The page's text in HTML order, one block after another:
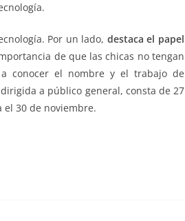
Por un lado, destaca el papel
de que las chicas no tengan
conocer el nombre y el trabajo de
a público general, consta de 27
el 30 de noviembre.